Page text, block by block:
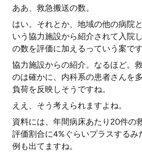
ああ、救急搬送の数。
はい。それとか、地域の他の病院
いう協力施設から紹介されて入院
の数を評価に加えるっていう案です
協力施設からの紹介。なるほど。
のは確かに、内科系の患者さんを
負荷を反映しそうですね。
ええ、そう考えられますよね。
資料には、年間病床あたり20件の
評価割合に4%ぐらいプラスするみ
例も出てますね。